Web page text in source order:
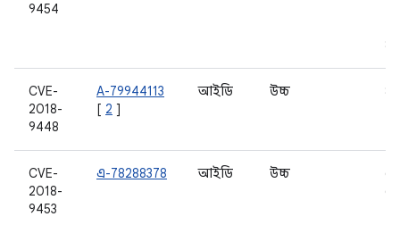
9454
CVE-
2018-
9448
A-79944113
[ 2 ]
আইডি উচ্চ
CVE-
2018-
9453
এ-78288378 আইডি উচ্চ